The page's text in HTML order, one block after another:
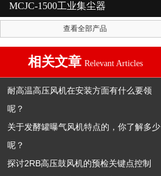
MCJC-1500工业集尘器
查看全部产品
相关文章 Relevant Articles
耐高温高压风机在安装方面有什么要领
呢？
关于发酵罐曝气风机特点的，你了解多少
呢？
探讨2RB高压鼓风机的预检关键点控制